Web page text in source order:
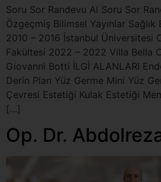
Soru Sor Randevu Al Soru Sor
Özgeçmiş Bilimsel Yayınlar
2010 – 2016 İstanbul Üniversitesi
Fakültesi 2022 – 2022 Villa Bella
Giovanni Botti İLGİ ALANLARI
Derin Plan Yüz Germe Mini Yüz
Çevresi Estetiği Kulak Estetiği
[…]
Op. Dr.